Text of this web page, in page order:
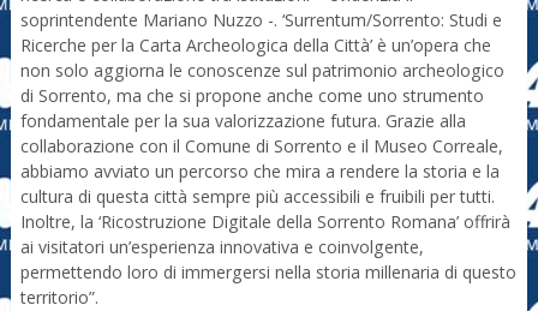
soprintendente Mariano Nuzzo -. ‘Surrentum/Sorrento: Studi e
Ricerche per la Carta Archeologica della Città’ è un’opera che
non solo aggiorna le conoscenze sul patrimonio archeologico
di Sorrento, ma che si propone anche come uno strumento
fondamentale per la sua valorizzazione futura. Grazie alla
collaborazione con il Comune di Sorrento e il Museo Correale,
abbiamo avviato un percorso che mira a rendere la storia e la
cultura di questa città sempre più accessibili e fruibili per tutti.
Inoltre, la ‘Ricostruzione Digitale della Sorrento Romana’ offrirà
ai visitatori un’esperienza innovativa e coinvolgente,
permettendo loro di immergersi nella storia millenaria di questo
territorio”.